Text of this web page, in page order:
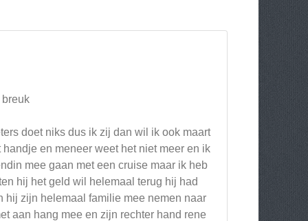
breuk
doet niks dus ik zij dan wil ik ook maart
en meneer weet het niet meer en ik
mee gaan met een cruise maar ik heb
hij het geld wil helemaal terug hij had
hij zijn helemaal familie mee nemen naar
aan hang mee en zijn rechter hand rene